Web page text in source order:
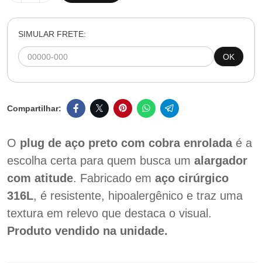
SIMULAR FRETE:
OK
O plug de aço preto com cobra enroladaé a
escolha certa para quem busca um alargador
com atitude. Fabricado em aço cirúrgico
316L, é resistente, hipoalergênico e traz uma
textura em relevo que destaca o visual.
Produto vendido na unidade.